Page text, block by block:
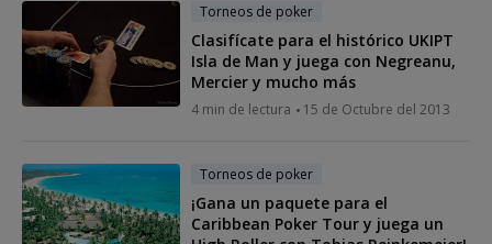
Torneos de poker
Clasifícate para el histórico UKIPT
Isla de Man y juega con Negreanu,
Mercier y mucho más
4 min de lectura 15 de Octubre del 2013
Torneos de poker
¡Gana un paquete para el
Caribbean Poker Tour y juega un